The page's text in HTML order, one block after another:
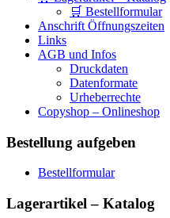
🛒 Bestellformular
Anschrift Öffnungszeiten
Links
AGB und Infos
Druckdaten
Datenformate
Urheberrechte
Copyshop – Onlineshop
Bestellung aufgeben
Bestellformular
Lagerartikel – Katalog